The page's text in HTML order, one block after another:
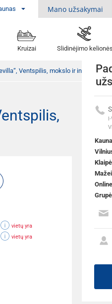
Mano užsakymai
Kruizai Slidinėjimo kelionės
Ventspilis, mokslo ir inovacijų
vietų yra
vietų yra